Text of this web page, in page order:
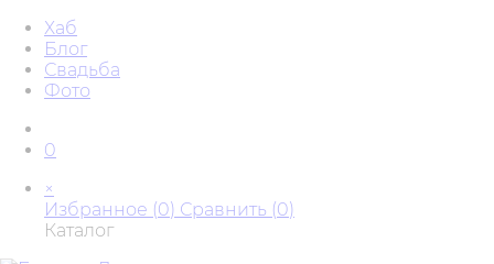
Хаб
Блог
Свадьба
Фото
0
×
Избранное (0) Сравнить (0)
Каталог